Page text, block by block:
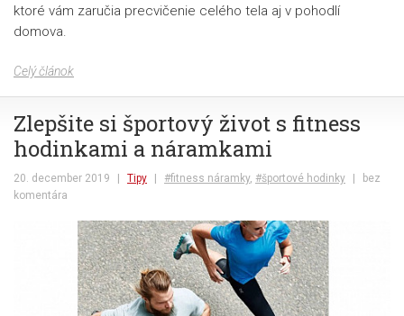
ktoré vám zaručia precvičenie celého tela aj v pohodlí
domova.
Celý článok
Zlepšite si športový život s fitness
hodinkami a náramkami
20. december 2019 Tipy #fitness náramky, #športové hodinky
bez
komentára